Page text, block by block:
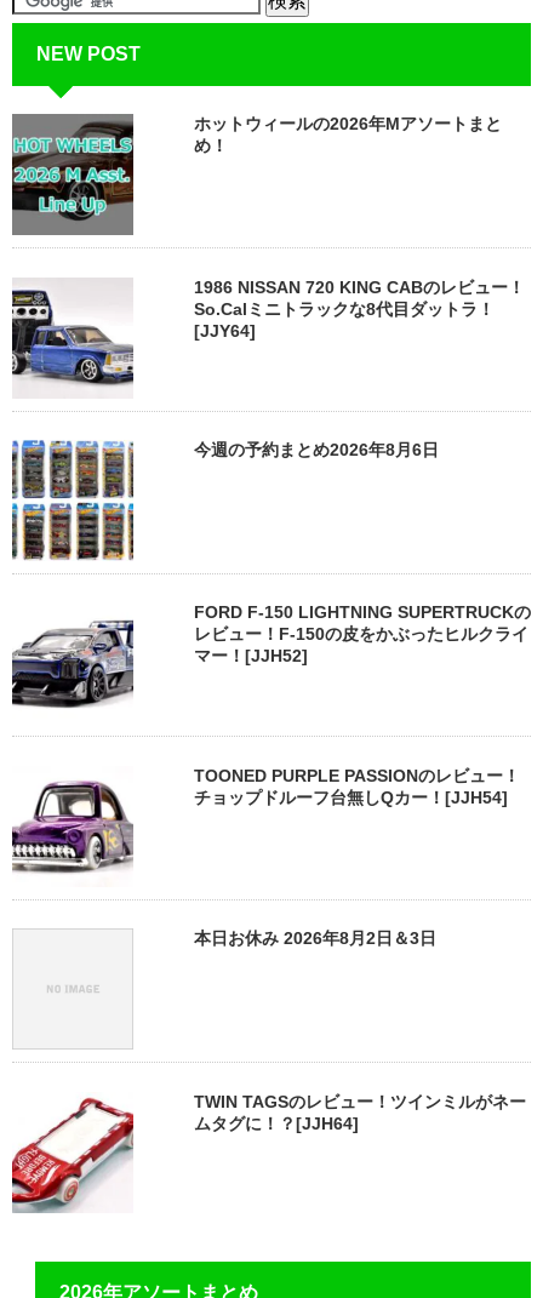
NEW POST
ホットウィールの2026年Mアソートまと
め！
1986 NISSAN 720 KING CABのレビュー！
So.Calミニトラックな8代目ダットラ！
[JJY64]
今週の予約まとめ2026年8月6日
FORD F-150 LIGHTNING SUPERTRUCKの
レビュー！F-150の皮をかぶったヒルクライ
マー！[JJH52]
TOONED PURPLE PASSIONのレビュー！
チョップドルーフ台無しQカー！[JJH54]
本日お休み 2026年8月2日＆3日
TWIN TAGSのレビュー！ツインミルがネー
ムタグに！？[JJH64]
2026年アソートまとめ